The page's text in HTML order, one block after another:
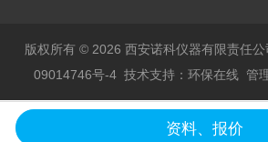
版权所有 © 2026 西安诺科仪器有限责任
09014746号-4 技术支持：环保在线 管
陕公网安备 61019602000735号
资料、报价